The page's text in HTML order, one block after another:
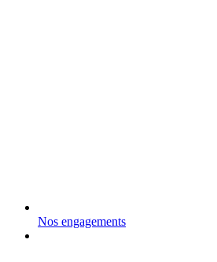
Nos engagements